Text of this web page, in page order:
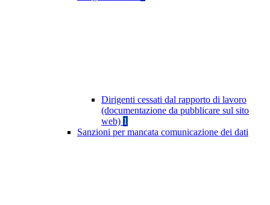
Dirigenti cessati dal rapporto di lavoro
(documentazione da pubblicare sul sito
web) 1
Sanzioni per mancata comunicazione dei dati